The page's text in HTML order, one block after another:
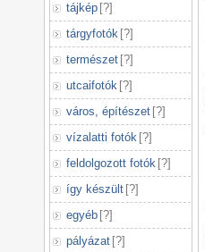
tájkép [?]
tárgyfotók [?]
természet [?]
utcaifotók [?]
város, építészet [?]
vízalatti fotók [?]
feldolgozott fotók [?]
így készült [?]
egyéb [?]
pályázat [?]